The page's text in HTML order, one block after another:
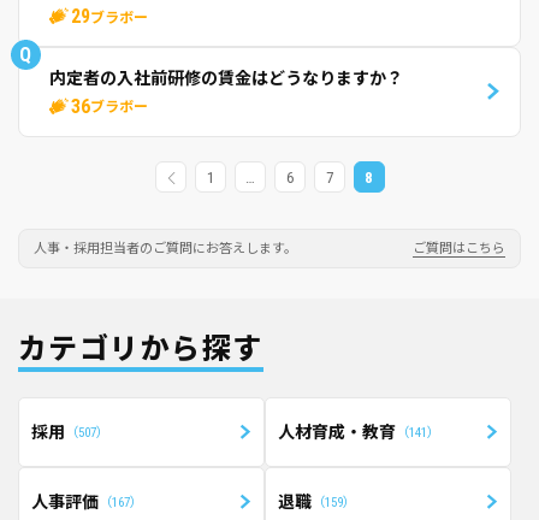
29ブラボー
Q
内定者の入社前研修の賃金はどうなりますか？
36ブラボー
1 6 7 8
人事・採用担当者のご質問にお答えします。 ご質問はこちら
カテゴリから探す
採用 507 人材育成・教育 141
人事評価 167 退職 159